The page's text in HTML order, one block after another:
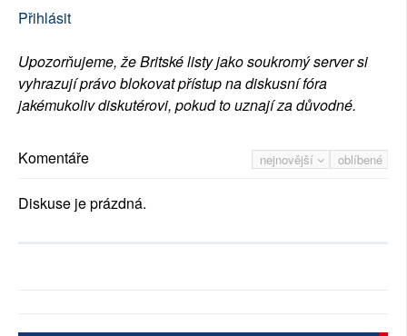
Přihlásit
Upozorňujeme, že Britské listy jako soukromý server si
vyhrazují právo blokovat přístup na diskusní fóra
jakémukoliv diskutérovi, pokud to uznají za důvodné.
nejnovější oblíbené
Komentáře
Diskuse je prázdná.